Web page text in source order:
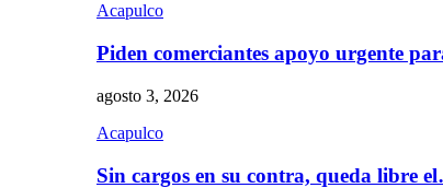
Acapulco
Piden comerciantes apoyo urgente
agosto 3, 2026
Acapulco
Sin cargos en su contra, queda libre